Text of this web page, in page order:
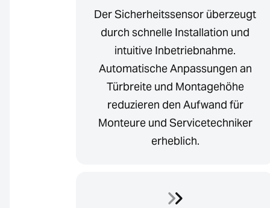
Der Sicherheitssensor überzeugt
durch schnelle Installation und
intuitive Inbetriebnahme.
Automatische Anpassungen an
Türbreite und Montagehöhe
reduzieren den Aufwand für
Monteure und Servicetechniker
erheblich.